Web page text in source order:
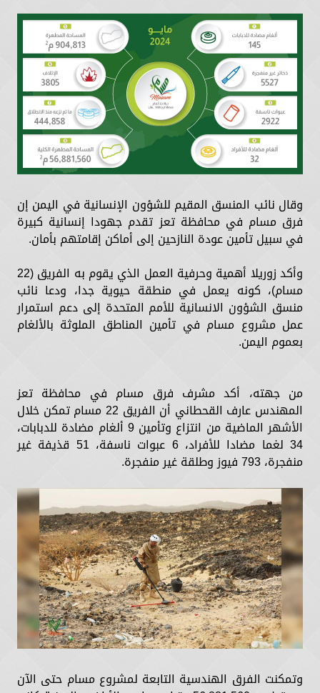
وقال نائب المنسق المقيم للشؤون الإنسانية في اليمن إن
فرق مسام في محافظة تعز تقدم جهودا إنسانية كبيرة
في سبيل تأمين عودة النازحين إلى أماكن إقامتهم بأمان.
وأكد زوريلا أهمية وحرفية العمل الذي يقوم به الفريق (22
مسام)، كونه يعمل في منطقة حيوية جدا، ودعا نائب
منسق الشؤون الانسانية للأمم المتحدة إلى دعم استمرار
عمل مشروع مسام في تأمين المناطق الملوثة بالألغام
بعموم اليمن.
من جهته، أكد مشرف فرق مسام في محافظة تعز
المهندس عارف القحطاني أن الفريق 22 مسام تمكن خلال
الأشهر الماضية من انتزاع وتأمين 9 ألغام مضادة للدبابات،
34 لغما مضادا للأفراد، 6 عبوات ناسفة، 51 قذيفة غير
منفجرة، 793 فيوز وطلقة غير منفجرة.
وتمكنت الفرق الهندسية التابعة لمشروع مسام حتى الآن